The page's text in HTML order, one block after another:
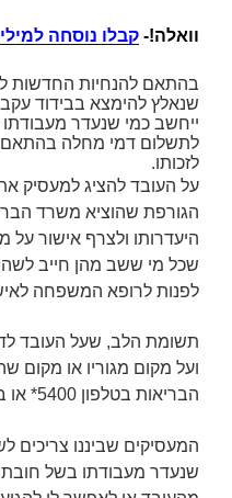
וואלה!- קבלו נוסחה
בהתאם להנחיות החדשות
שנאלץ להימצא בבידוד
ייחשב כמי שנעדר מעבודתו
לתשלום דמי מחלה בהתאם
לזכותו.
על העובד להציג למעסיק
הגורפת שהוציא משרד
היעדרותו ולצרף אישור על
שכל מי ששב מהן חייב
לפנות לרופא המשפחה
תשומת הלב, שעל העובד
ועל מקום מגוריו או מקום
הבריאות בטלפון 5400* או באמצעות
המעסיקים שביננו צריכים
שנעדר מעבודתו בשל